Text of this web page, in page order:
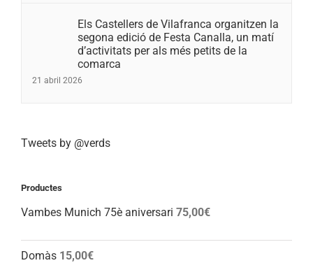
Els Castellers de Vilafranca organitzen la
segona edició de Festa Canalla, un matí
d’activitats per als més petits de la
comarca
21 abril 2026
Tweets by @verds
Productes
Vambes Munich 75è aniversari 75,00€
Domàs 15,00€